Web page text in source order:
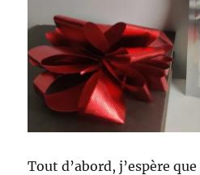
Tout d’abord, j’espère